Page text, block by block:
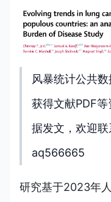
风暴统计公共
获得文献PDF
据发文， 欢迎联
aq566665
研究基于2023年